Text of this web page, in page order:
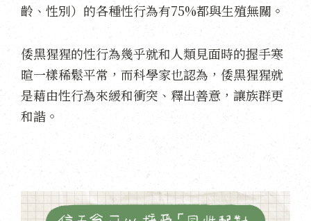
齡、性別）的各種性行為有75%都與生殖無關。
倭黑猩猩的性行為幾乎就和人類見面時的握手寒
暄一樣稀鬆平常，而科學家也認為，倭黑猩猩就
是藉由性行為來緩和衝突、釋出善意，讓族群更
和諧。